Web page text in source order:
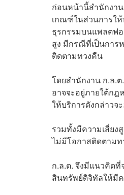
ก่อนหน้านี้สำนักงา
เกณฑ์ในส่วนการใ
ธุรกรรมบนแพลตฟอ
สูง มีกรณีที่เป็นการ
ติดตามทวงคืน
โดยสำนักงาน ก.ล.
อาจจะอยู่ภายใต้กฎ
ให้บริการดังกล่าวจ
รวมทั้งมีความเสี่ยง
ไม่มีโอกาสติดตามท
ก.ล.ต. จึงมีแนวคิด
สินทรัพย์ดิจิทัลให้มี